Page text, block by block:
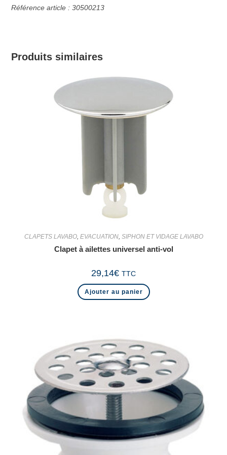
Référence article : 30500213
Produits similaires
CLAPETS LAVABO, EVACUATION, SIPHON ET VIDAGE LAVABO
Clapet à ailettes universel anti-vol
29,14€ TTC
Ajouter au panier